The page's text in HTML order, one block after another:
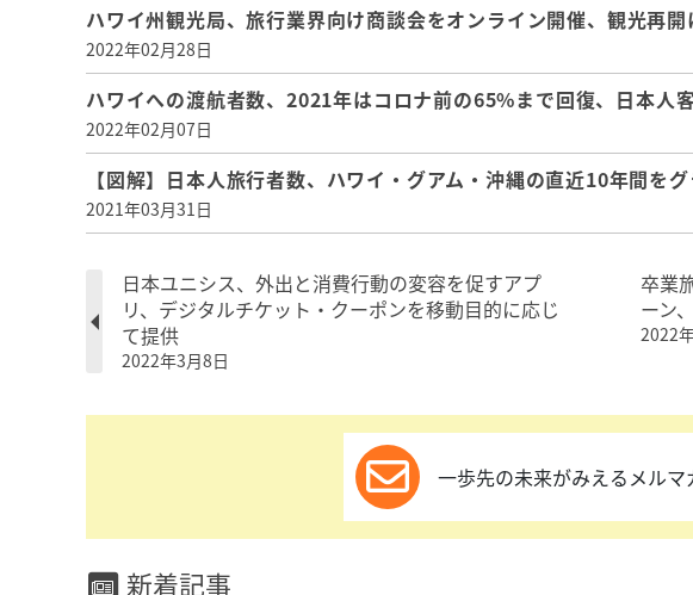
ハワイ州観光局、旅行業界向け商談会をオンライン開催、観光再
2022年02月28日
ハワイへの渡航者数、2021年はコロナ前の65%まで回復、日本人
2022年02月07日
【図解】日本人旅行者数、ハワイ・グアム・沖縄の直近10年間を
2021年03月31日
日本ユニシス、外出と消費行動の変容を促すアプ
リ、デジタルチケット・クーポンを移動目的に応じ
て提供
2022年3月8日
卒業
ーン
2022
一歩先の未来がみえるメルマ
新着記事